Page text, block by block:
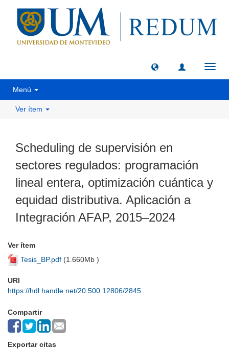
Menú
Ver ítem
Scheduling de supervisión en
sectores regulados: programación
lineal entera, optimización cuántica y
equidad distributiva. Aplicación a
Integración AFAP, 2015–2024
Ver ítem
Tesis_BP.pdf (1.660Mb )
URI
https://hdl.handle.net/20.500.12806/2845
Compartir
Exportar citas